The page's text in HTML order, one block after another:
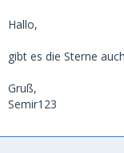
Hallo,
gibt es die Sterne
Gruß,
Semir123